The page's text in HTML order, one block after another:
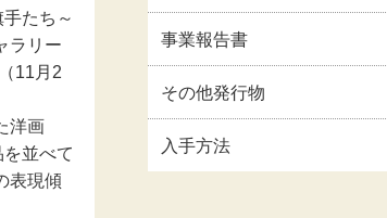
感染症関連情報
東日本大震災関連情
画書等
たち～
ラリー
11月2
洋画
並べて
表現傾
事業報告書
その他発行物
入手方法